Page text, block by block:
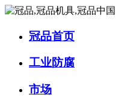
冠品首页
工业防腐
市场